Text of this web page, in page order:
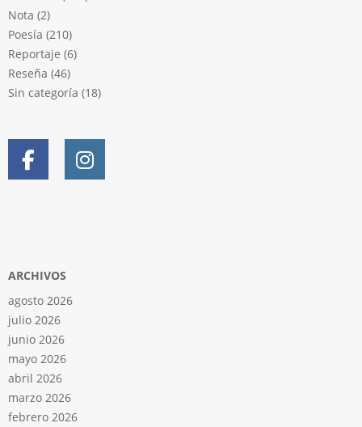
Nota (2)
Poesía (210)
Reportaje (6)
Reseña (46)
Sin categoría (18)
ARCHIVOS
agosto 2026
julio 2026
junio 2026
mayo 2026
abril 2026
marzo 2026
febrero 2026